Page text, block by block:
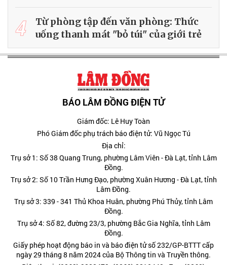
4
Từ phòng tập đến văn phòng: Thức
uống thanh mát "bỏ túi" của giới trẻ
BÁO LÂM ĐỒNG ĐIỆN TỬ
Giám đốc: Lê Huy Toàn
Phó Giám đốc phụ trách báo điện tử: Vũ Ngọc Tú
Địa chỉ:
Trụ sở 1: Số 38 Quang Trung, phường Lâm Viên - Đà Lạt, tỉnh Lâm
Đồng.
Trụ sở 2: Số 10 Trần Hưng Đạo, phường Xuân Hương - Đà Lạt, tỉnh
Lâm Đồng.
Trụ sở 3: 339 - 341 Thủ Khoa Huân, phường Phú Thủy, tỉnh Lâm
Đồng.
Trụ sở 4: Số 82, đường 23/3, phường Bắc Gia Nghĩa, tỉnh Lâm
Đồng.
Giấy phép hoạt động báo in và báo điện tử số 232/GP-BTTT cấp
ngày 29 tháng 8 năm 2024 của Bộ Thông tin và Truyền thông.